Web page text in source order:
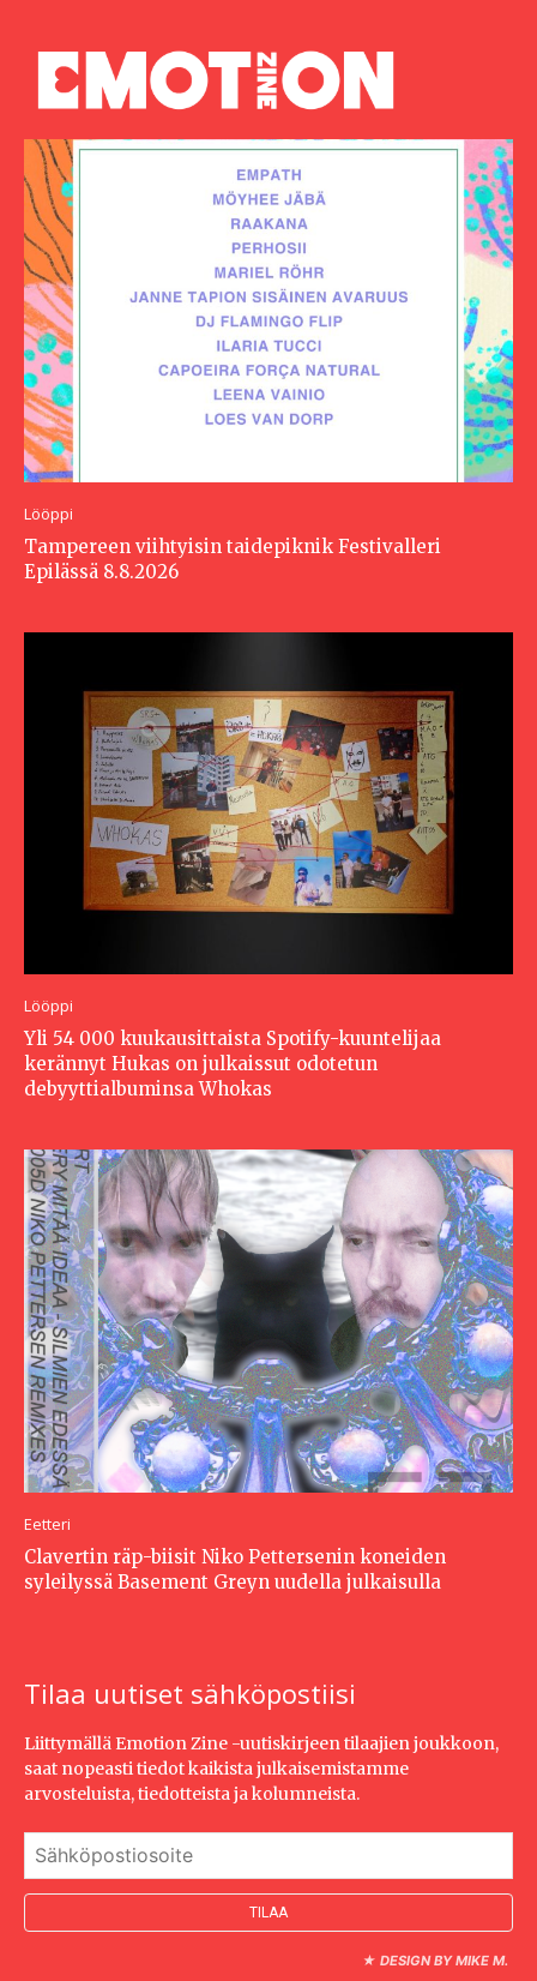
Lööppi
Tampereen viihtyisin taidepiknik Festivalleri
Epilässä 8.8.2026
Lööppi
Yli 54 000 kuukausittaista Spotify-kuuntelijaa
kerännyt Hukas on julkaissut odotetun
debyyttialbuminsa Whokas
Eetteri
Clavertin räp-biisit Niko Pettersenin koneiden
syleilyssä Basement Greyn uudella julkaisulla
Tilaa uutiset sähköpostiisi
Liittymällä Emotion Zine -uutiskirjeen tilaajien joukkoon,
saat nopeasti tiedot kaikista julkaisemistamme
arvosteluista, tiedotteista ja kolumneista.
★ DESIGN BY MIKE M.